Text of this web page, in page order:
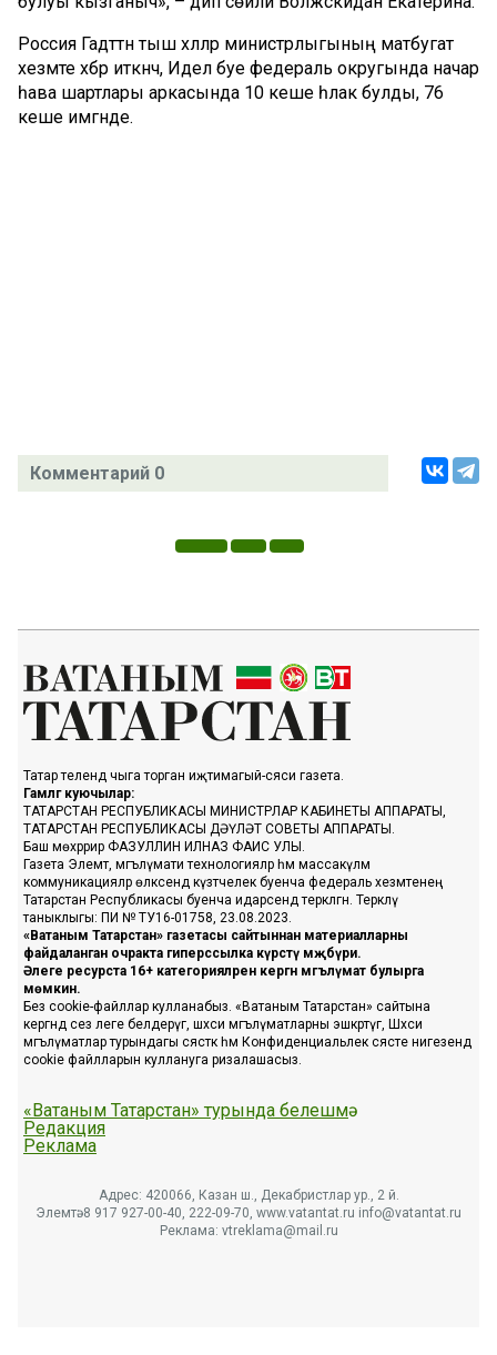
Россия Гадәттән тыш хәлләр министрлыгының матбугат
хезмәте хәбәр иткәнчә, Идел буе федераль округында начар
һава шартлары аркасында 10 кеше һәлак булды, 76
кеше имгәнде.
Комментарий 0
Татар телендә чыга торган иҗтимагый-сәяси газета.
Гамәлгә куючылар:
ТАТАРСТАН РЕСПУБЛИКАСЫ МИНИСТРЛАР КАБИНЕТЫ АППАРАТЫ,
ТАТАРСТАН РЕСПУБЛИКАСЫ ДӘҮЛӘТ СОВЕТЫ АППАРАТЫ.
Баш мөхәррир ФАЗУЛЛИН ИЛНАЗ ФАИС УЛЫ.
Газета Элемтә, мәгълүмати технологияләр һәм массакүләм
коммуникацияләр өлкәсендә күзәтчелек буенча федераль хезмәтенең
Татарстан Республикасы буенча идарәсендә теркәлгән. Теркәлү
таныклыгы: ПИ № ТУ16-01758, 23.08.2023.
«Ватаным Татарстан» газетасы сайтыннан материалларны
файдаланган очракта гиперссылка күрсәтү мәҗбүри.
Әлеге ресурста 16+ категорияләренә кергән мәгълүмат булырга
мөмкин.
Без cookie-файллар кулланабыз. «Ватаным Татарстан» сайтына
кергәндә сез әлеге белдерүгә, шәхси мәгълүматларны эшкәртүгә, Шәхси
мәгълүматлар турындагы сәясәткә һәм Конфиденциальлек сәясәте нигезендә
cookie файлларын куллануга ризалашасыз.
«Ватаным Татарстан» турында белешмә
Редакция
Реклама
Адрес: 420066, Казан ш., Декабристлар ур., 2 й.
Элемтә: 8 917 927-00-40, 222-09-70, www.vatantat.ru info@vatantat.ru
Реклама: vtreklama@mail.ru